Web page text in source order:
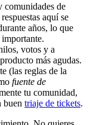
comunidades de
aquí se
años, lo que
votos y a
más agudas.
(las reglas de la
fuente de
tu comunidad,
buen triaje de tickets.